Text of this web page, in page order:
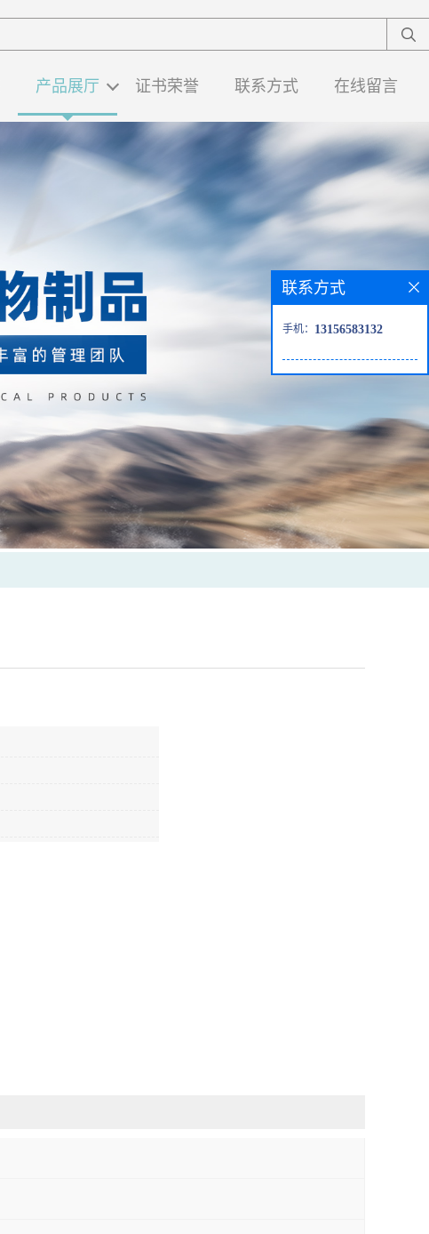
产品展厅 证书荣誉 联系方式 在线留言
联系方式
手机： 13156583132